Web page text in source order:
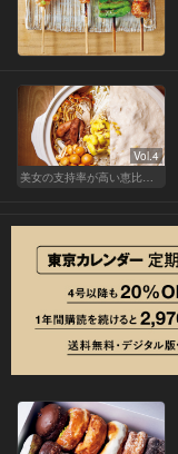
Vol.4
美女の支持率が高い恵比寿鍋